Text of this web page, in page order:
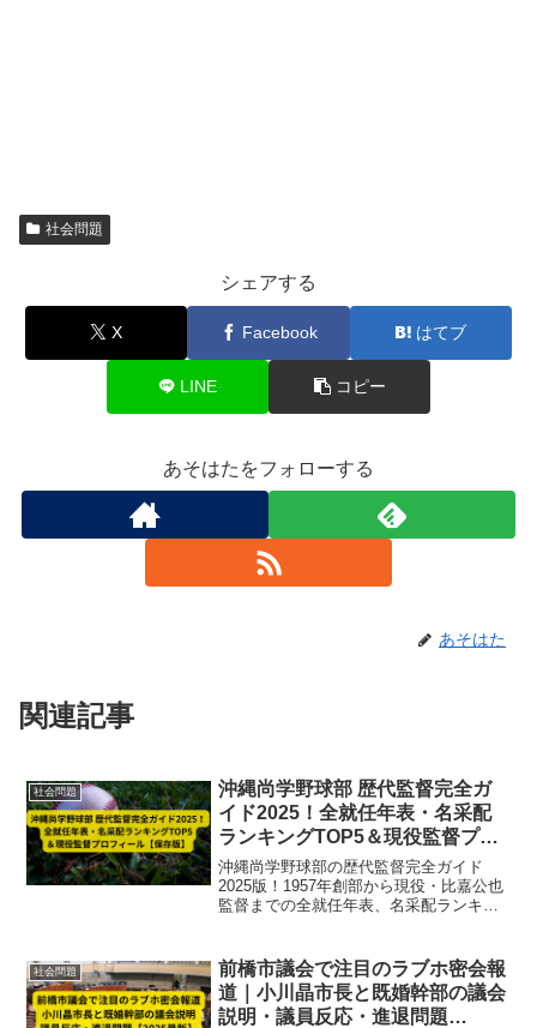
社会問題
シェアする
X Facebook はてブ
LINE コピー
あそはたをフォローする
あそはた
関連記事
社会問題
沖縄尚学野球部 歴代監督完全ガ
イド2025！全就任年表・名采配
ランキングTOP5＆現役監督プロ
フィール【保存版】
沖縄尚学野球部の歴代監督完全ガイド
2025版！1957年創部から現役・比嘉公也
監督までの全就任年表、名采配ランキン
版。
社会問題
前橋市議会で注目のラブホ密会報
道｜小川晶市長と既婚幹部の議会
説明・議員反応・進退問題